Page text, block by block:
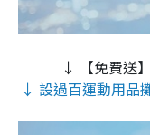
↓ 【免費送
↓ 設過百運動用品